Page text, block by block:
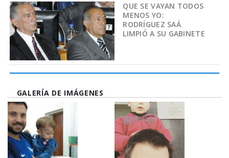
QUE SE VAYAN TODOS
MENOS YO:
RODRÍGUEZ SAÁ
LIMPIÓ A SU GABINETE
GALERÍA DE IMÁGENES